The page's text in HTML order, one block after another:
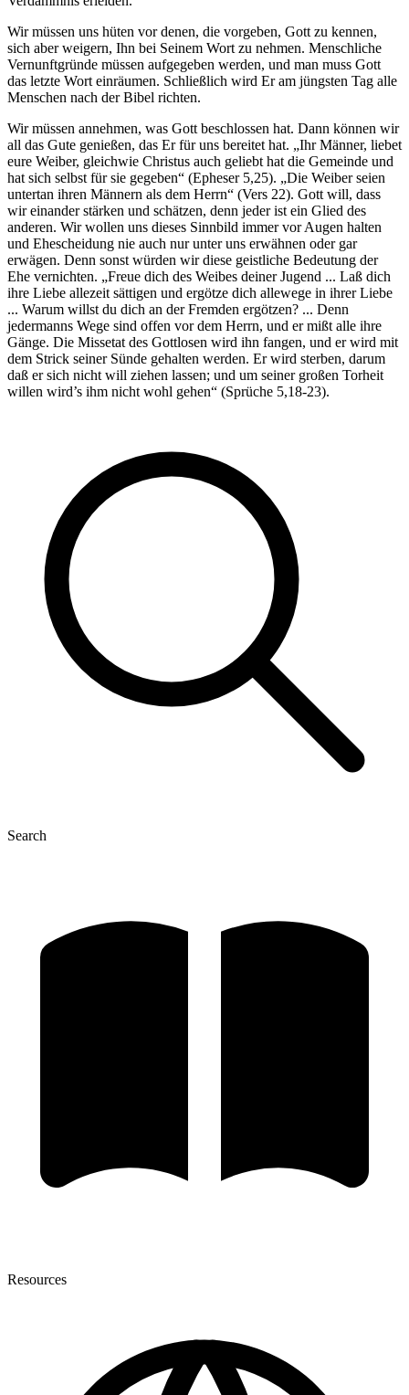
Wir müssen uns hüten vor denen, die vorgeben, Gott zu kennen,
sich aber weigern, Ihn bei Seinem Wort zu nehmen. Menschliche
Vernunftgründe müssen aufgegeben werden, und man muss Gott
das letzte Wort einräumen. Schließlich wird Er am jüngsten Tag alle
Menschen nach der Bibel richten.
Wir müssen annehmen, was Gott beschlossen hat. Dann können wir
all das Gute genießen, das Er für uns bereitet hat. „Ihr Männer, liebet
eure Weiber, gleichwie Christus auch geliebt hat die Gemeinde und
hat sich selbst für sie gegeben“ (Epheser 5,25). „Die Weiber seien
untertan ihren Männern als dem Herrn“ (Vers 22). Gott will, dass
wir einander stärken und schätzen, denn jeder ist ein Glied des
anderen. Wir wollen uns dieses Sinnbild immer vor Augen halten
und Ehescheidung nie auch nur unter uns erwähnen oder gar
erwägen. Denn sonst würden wir diese geistliche Bedeutung der
Ehe vernichten. „Freue dich des Weibes deiner Jugend ... Laß dich
ihre Liebe allezeit sättigen und ergötze dich allewege in ihrer Liebe
... Warum willst du dich an der Fremden ergötzen? ... Denn
jedermanns Wege sind offen vor dem Herrn, und er mißt alle ihre
Gänge. Die Missetat des Gottlosen wird ihn fangen, und er wird mit
dem Strick seiner Sünde gehalten werden. Er wird sterben, darum
daß er sich nicht will ziehen lassen; und um seiner großen Torheit
willen wird’s ihm nicht wohl gehen“ (Sprüche 5,18-23).
Search
Resources